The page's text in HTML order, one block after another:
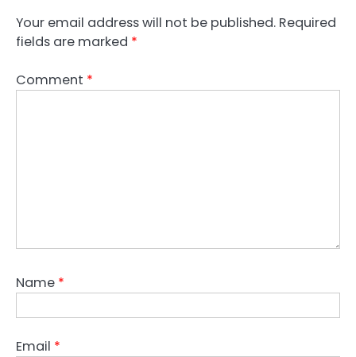
Your email address will not be published. Required
fields are marked *
Comment *
Name *
Email *